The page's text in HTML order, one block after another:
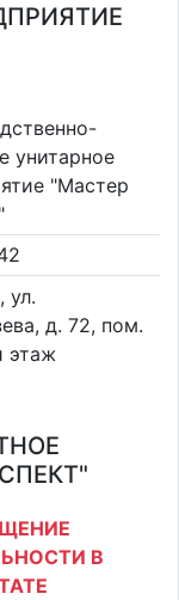
унитарное
"Мастер
ул.
д. 72, пом.
этаж
В